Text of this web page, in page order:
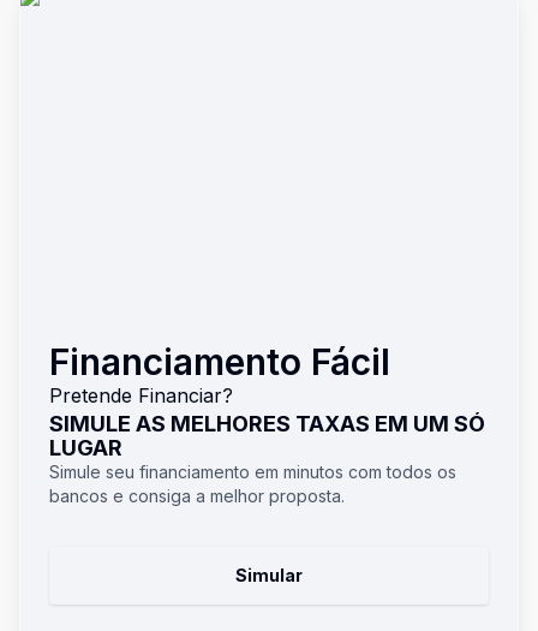
Financiamento Fácil
Pretende Financiar?
SIMULE AS MELHORES TAXAS EM UM SÓ
LUGAR
Simule seu financiamento em minutos com todos os
bancos e consiga a melhor proposta.
Simular